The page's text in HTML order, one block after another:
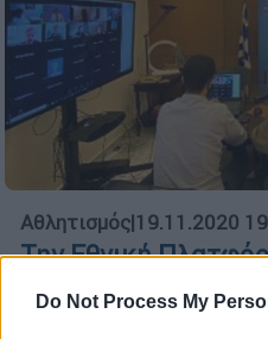
Do Not Process My
Αθλητισμός|19.11.2020
Την Εθνική
Ακεραιότητας